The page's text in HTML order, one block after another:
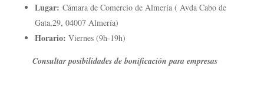
Lugar: Cámara de Comercio de Almería ( Avda Cabo de
Gata,29, 04007 Almería)
Horario: Viernes (9h-19h)
Consultar posibilidades de bonificación para empresas